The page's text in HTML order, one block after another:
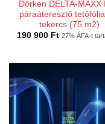
Dörken DELTA-MAXX
páraáteresztő tetőfólia
tekercs (75 m2)
190 900 Ft 27% ÁFA-t